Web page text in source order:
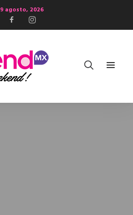
9 agosto, 2026